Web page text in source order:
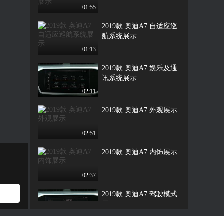
01:55
01:13
2019款 奥迪A7 自适应巡
航系统展示
02:11
2019款 奥迪A7 娱乐及通
讯系统展示
02:51
2019款 奥迪A7 外观展示
02:37
2019款 奥迪A7 内饰展示
00:56
2019款 奥迪A7 驾驶模式